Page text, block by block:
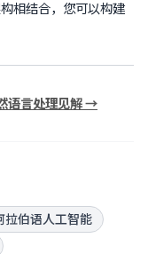
相结合，您可以构建
语言处理见解 →
拉伯语人工智能